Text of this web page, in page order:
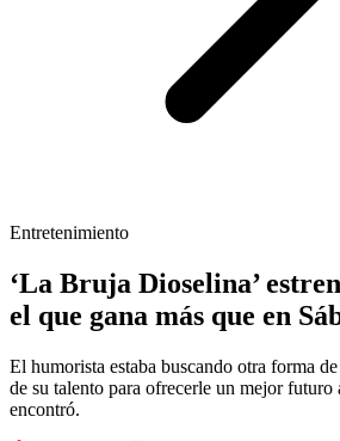
Entretenimiento
‘La Bruja Dioselina’
el que gana más que en
El humorista estaba buscando otra forma
de su talento para ofrecerle un mejor
encontró.